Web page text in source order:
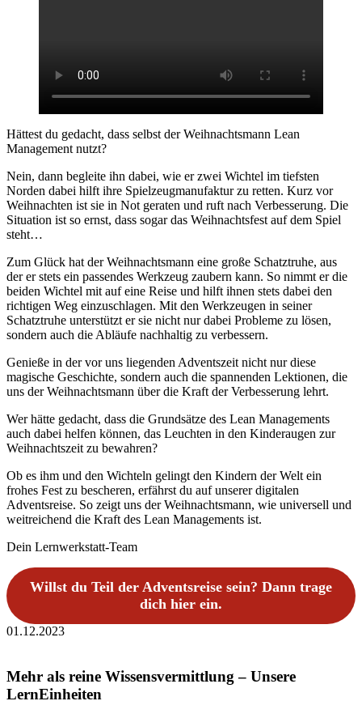
Hättest du gedacht, dass selbst der Weihnachtsmann Lean
Management nutzt?
Nein, dann begleite ihn dabei, wie er zwei Wichtel im tiefsten
Norden dabei hilft ihre Spielzeugmanufaktur zu retten. Kurz vor
Weihnachten ist sie in Not geraten und ruft nach Verbesserung. Die
Situation ist so ernst, dass sogar das Weihnachtsfest auf dem Spiel
steht…
Zum Glück hat der Weihnachtsmann eine große Schatztruhe, aus
der er stets ein passendes Werkzeug zaubern kann. So nimmt er die
beiden Wichtel mit auf eine Reise und hilft ihnen stets dabei den
richtigen Weg einzuschlagen. Mit den Werkzeugen in seiner
Schatztruhe unterstützt er sie nicht nur dabei Probleme zu lösen,
sondern auch die Abläufe nachhaltig zu verbessern.
Genieße in der vor uns liegenden Adventszeit nicht nur diese
magische Geschichte, sondern auch die spannenden Lektionen, die
uns der Weihnachtsmann über die Kraft der Verbesserung lehrt.
Wer hätte gedacht, dass die Grundsätze des Lean Managements
auch dabei helfen können, das Leuchten in den Kinderaugen zur
Weihnachtszeit zu bewahren?
Ob es ihm und den Wichteln gelingt den Kindern der Welt ein
frohes Fest zu bescheren, erfährst du auf unserer digitalen
Adventsreise. So zeigt uns der Weihnachtsmann, wie universell und
weitreichend die Kraft des Lean Managements ist.
Dein Lernwerkstatt-Team
Willst du Teil der Adventsreise sein? Dann trage
dich hier ein.
01.12.2023
Mehr als reine Wissensvermittlung – Unsere
LernEinheiten